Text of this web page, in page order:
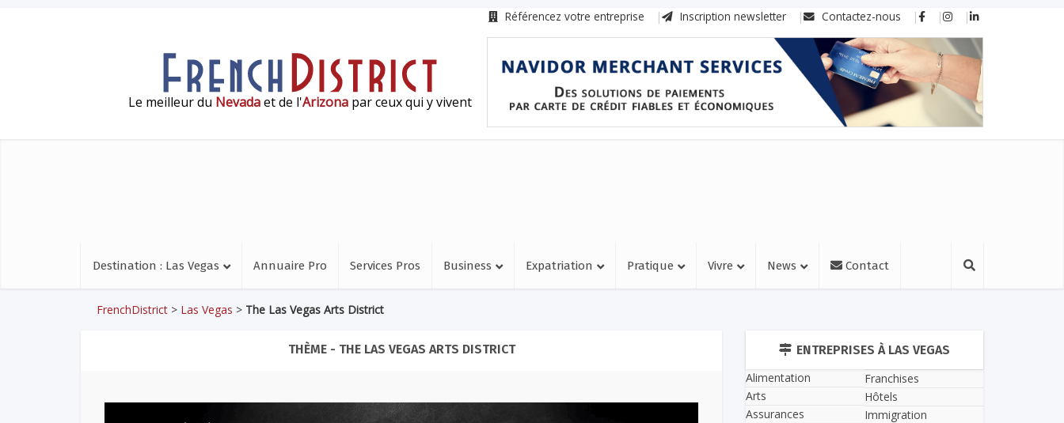
Référencez votre entreprise Inscription newsletter Contactez-nous
Le meilleur du Nevadaet de l'Arizona par ceux qui y vivent
Destination : Las Vegas Annuaire Pro Services Pros Business Expatriation Pratique Vivre News Contact
FrenchDistrict > Las Vegas > The Las Vegas Arts District
THÈME - THE LAS VEGAS ARTS DISTRICT
ENTREPRISES À LAS VEGAS
Alimentation
Arts
Assurances
Franchises
Hôtels
Immigration